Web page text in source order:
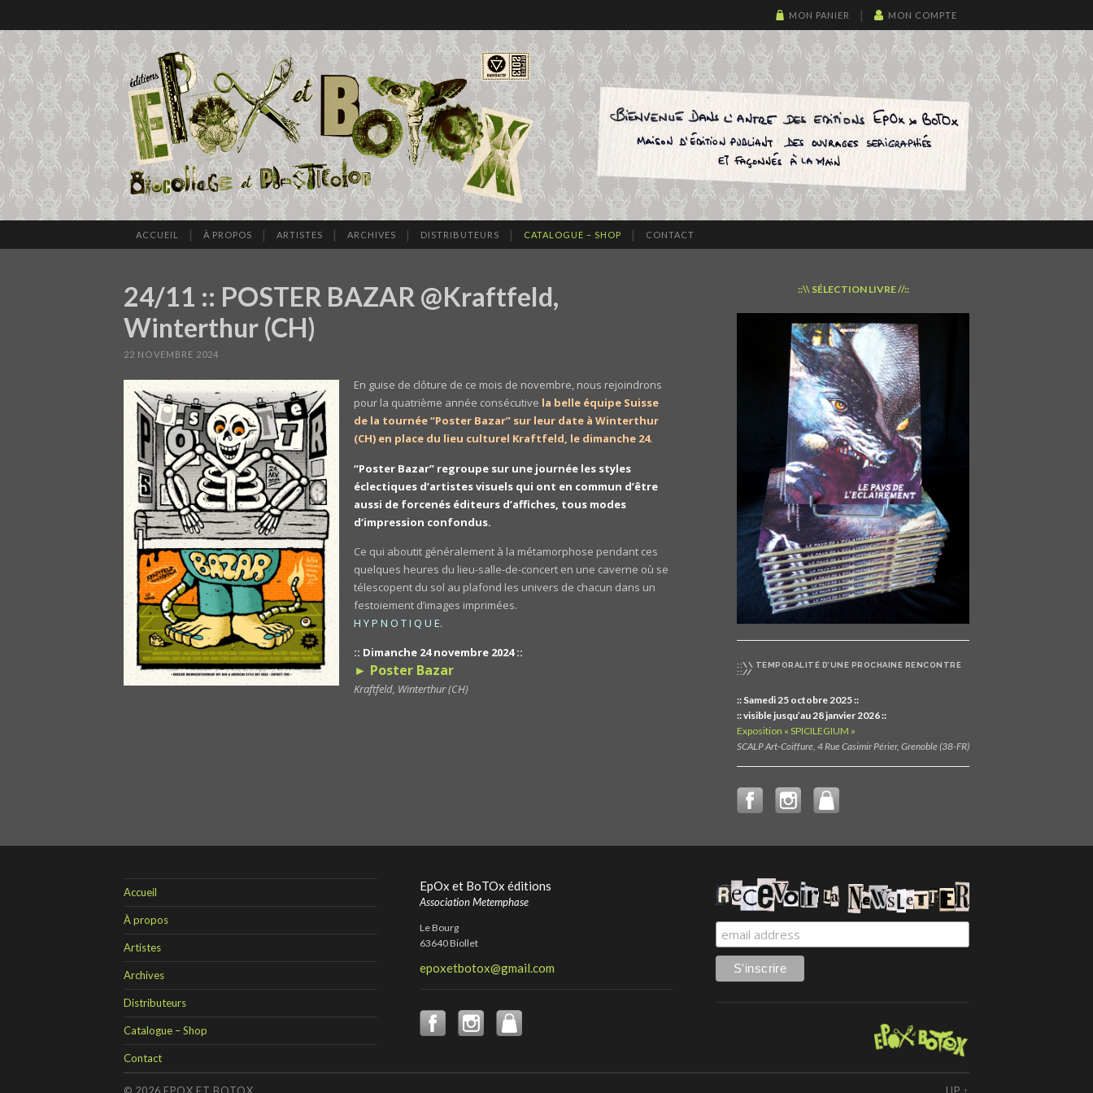
MON COMPTE
MON PANIER
ACCUEIL À PROPOS ARTISTES ARCHIVES DISTRIBUTEURS CATALOGUE – SHOP CONTACT
24/11 :: POSTER BAZAR @Kraftfeld,
Winterthur (CH)
22 NOVEMBRE 2024
En guise de clôture de ce mois de novembre, nous rejoindrons
pour la quatrième année consécutive la belle équipe Suisse
de la tournée “Poster Bazar” sur leur date à Winterthur
(CH) en place du lieu culturel Kraftfeld, le dimanche 24.
“Poster Bazar” regroupe sur une journée les styles
éclectiques d’artistes visuels qui ont en commun d’être
aussi de forcenés éditeurs d’affiches, tous modes
d’impression confondus.
Ce qui aboutit généralement à la métamorphose pendant ces
quelques heures du lieu-salle-de-concert en une caverne où se
télescopent du sol au plafond les univers de chacun dans un
festoiement d’images imprimées.
H Y P N O T I Q U E.
:: Dimanche 24 novembre 2024 ::
► Poster Bazar
Kraftfeld, Winterthur (CH)
::\\ SÉLECTION LIVRE //::
::\\ TEMPORALITÉ D’UNE PROCHAINE RENCONTRE
:://
:: Samedi 25 octobre 2025 ::
:: visible jusqu’au 28 janvier 2026 ::
Exposition « SPICILEGIUM »
SCALP Art-Coiffure, 4 Rue Casimir Périer, Grenoble (38-FR)
Accueil
À propos
Artistes
Archives
Distributeurs
Catalogue – Shop
Contact
EpOx et BoTOx éditions
Association Metemphase
Le Bourg
63640 Biollet
epoxetbotox@gmail.com
© 2026 EPOX ET BOTOX UP ↑